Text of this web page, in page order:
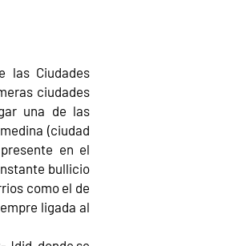
las Ciudades
ciudades
una de las
(ciudad
en el
bullicio
como el de
ligada al